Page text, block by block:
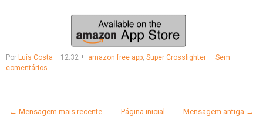
Por Luís Costa 12:32 amazon free app, Super Crossfighter
Sem
comentários
← Mensagem mais recente Mensagem antiga →
Página inicial